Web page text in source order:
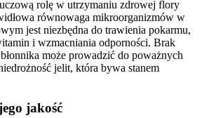
rolę w utrzymaniu zdrowej flory
równowaga mikroorganizmów w
jest niezbędna do trawienia pokarmu,
i wzmacniania odporności. Brak
może prowadzić do poważnych
jelit, która bywa stanem
jakość